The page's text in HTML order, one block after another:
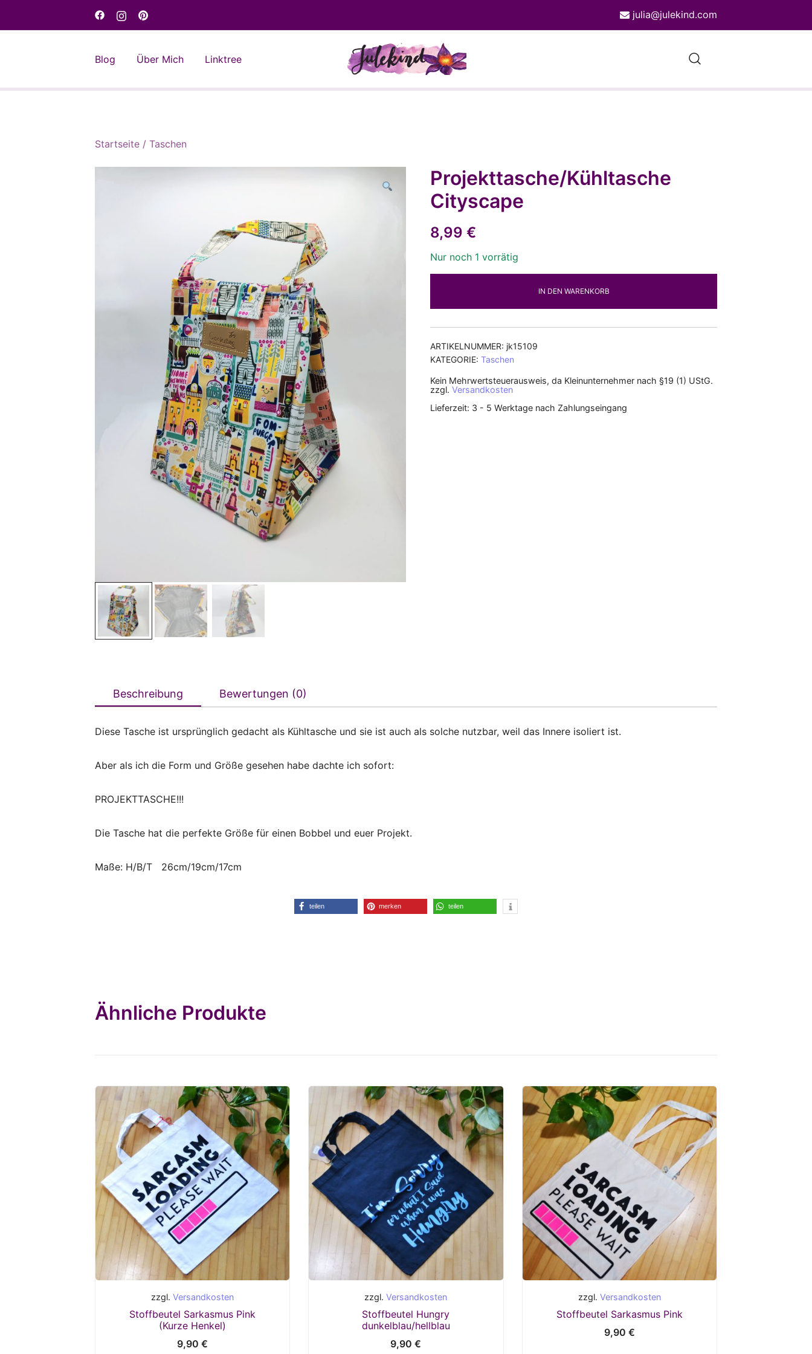
julia@julekind.com
Blog Über Mich Linktree
Wolle, Strickwaren und Self Made Designs
Startseite / Taschen
Projekttasche/Kühltasche
Cityscape
8,99 €
Nur noch 1 vorrätig
IN DEN WARENKORB
ARTIKELNUMMER: jk15109
KATEGORIE: Taschen
Kein Mehrwertsteuerausweis, da Kleinunternehmer nach §19 (1) UStG.
zzgl. Versandkosten
Lieferzeit: 3 - 5 Werktage nach Zahlungseingang
Beschreibung Bewertungen (0)
Diese Tasche ist ursprünglich gedacht als Kühltasche und sie ist auch als solche nutzbar, weil das Innere isoliert ist.
Aber als ich die Form und Größe gesehen habe dachte ich sofort:
PROJEKTTASCHE!!!
Die Tasche hat die perfekte Größe für einen Bobbel und euer Projekt.
Maße: H/B/T 26cm/19cm/17cm
teilen merken teilen
Ähnliche Produkte
zzgl.Versandkosten
Stoffbeutel Sarkasmus Pink
(Kurze Henkel)
9,90€
zzgl.Versandkosten
Stoffbeutel Hungry
dunkelblau/hellblau
9,90€
zzgl. Versandkosten
Stoffbeutel Sarkasmus Pink
9,90 €